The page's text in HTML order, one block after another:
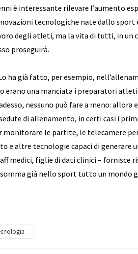
è interessante rilevare l’aumento
tecnologiche nate dallo sport
degli atleti, ma la vita di tutti, in un
proseguirà.
ha già fatto, per esempio,
erano una manciata i preparatori
nessuno può fare a meno: allora
di allenamento, in certi casi i primi
monitorare le partite, le telecamere
e altre tecnologie capaci di generare
medici, figlie di dati clinici – fornisce
già nello sport tutto un mondo